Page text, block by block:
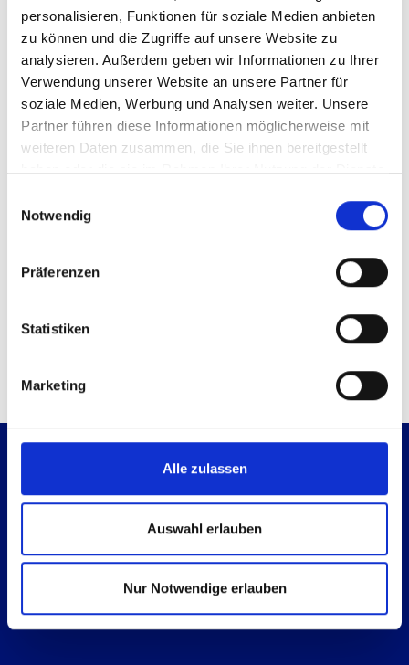
personalisieren, Funktionen für soziale Medien anbieten
zu können und die Zugriffe auf unsere Website zu
analysieren. Außerdem geben wir Informationen zu Ihrer
Verwendung unserer Website an unsere Partner für
soziale Medien, Werbung und Analysen weiter. Unsere
Partner führen diese Informationen möglicherweise mit
weiteren Daten zusammen, die Sie ihnen bereitgestellt
haben oder die sie im Rahmen Ihrer Nutzung der Dienste
Notwendig
Präferenzen
Statistiken
Marketing
Alle zulassen
Auswahl erlauben
Nur Notwendige erlauben
Unsere Lösung
Ihre Vorteile
Arbeitshilfe
Preis NachAnmeldungverfügbar
Kontaktmöglichkeiten
Technische Anfrage
Es geht immer einen Schritt weiter.
Gehen wir ihn gemeinsam.